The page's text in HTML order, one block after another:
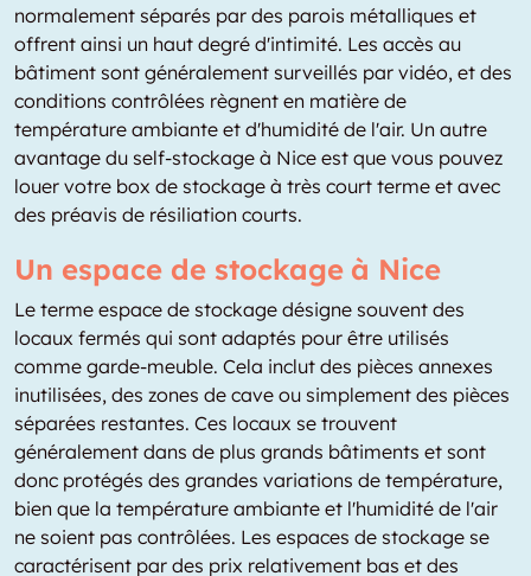
normalement séparés par des parois métalliques et
offrent ainsi un haut degré d'intimité. Les accès au
bâtiment sont généralement surveillés par vidéo, et des
conditions contrôlées règnent en matière de
température ambiante et d'humidité de l'air. Un autre
avantage du self-stockage à Nice est que vous pouvez
louer votre box de stockage à très court terme et avec
des préavis de résiliation courts.
Un espace de stockage à Nice
Le terme espace de stockage désigne souvent des
locaux fermés qui sont adaptés pour être utilisés
comme garde-meuble. Cela inclut des pièces annexes
inutilisées, des zones de cave ou simplement des pièces
séparées restantes. Ces locaux se trouvent
généralement dans de plus grands bâtiments et sont
donc protégés des grandes variations de température,
bien que la température ambiante et l'humidité de l'air
ne soient pas contrôlées. Les espaces de stockage se
caractérisent par des prix relativement bas et des